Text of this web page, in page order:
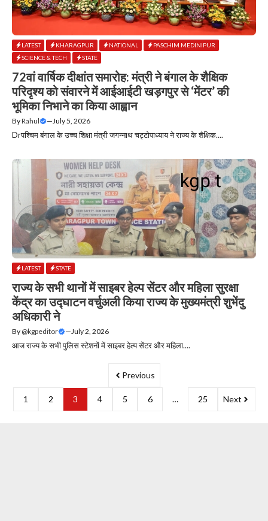
LATEST KHARAGPUR NATIONAL
PASCHIM MEDINIPUR
SCIENCE & TECH
STATE
​72वां वार्षिक दीक्षांत समारोह: मंत्री ने बंगाल के शैक्षिक
परिदृश्य को संवारने में आईआईटी खड़गपुर से ‘मेंटर’ की
भूमिका निभाने का किया आह्वान
ByRahul —July 5, 2026
Dr​पश्चिम बंगाल के उच्च शिक्षा मंत्री जगन्नाथ चट्टोपाध्याय ने राज्य के शैक्षिक....
LATEST STATE
राज्य के सभी थानों में साइबर हेल्प सेंटर और महिला सुरक्षा
केंद्र का उद्घाटन वर्चुअली किया राज्य के मुख्यमंत्री शुभेंदु
अधिकारी ने
By @kgpeditor —July 2, 2026
आज राज्य के सभी पुलिस स्टेशनों में साइबर हेल्प सेंटर और महिला....
Previous
1 2 3 4 5 6 … 25 Next